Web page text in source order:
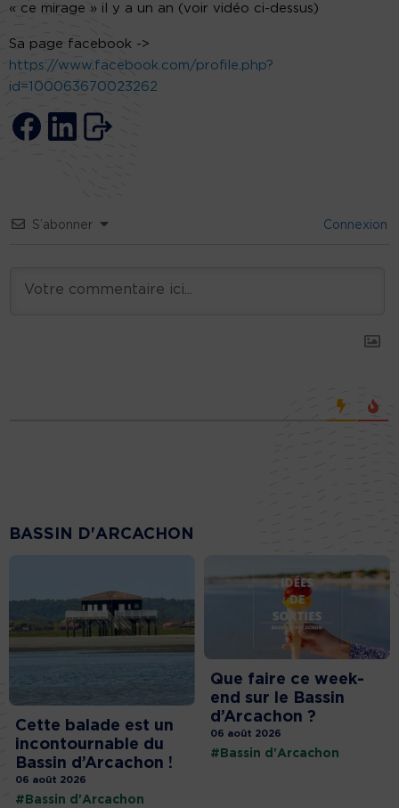
« ce mirage » il y a un an (voir vidéo ci-dessus)
Sa page facebook ->
https://www.facebook.com/profile.php?
id=100063670023262
S’abonner Connexion
BASSIN D'ARCACHON
Cette balade est un
incontournable du
Bassin d’Arcachon !
06 août 2026
#Bassin d'Arcachon
Que faire ce week-
end sur le Bassin
d’Arcachon ?
06 août 2026
#Bassin d'Arcachon